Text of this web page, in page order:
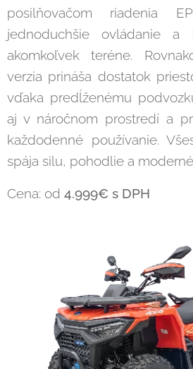
posilňovačom riadenia
jednoduchšie ovládanie
akomkoľvek teréne.
verzia prináša dostatok
vďaka predĺženému
aj v náročnom prostredí a
každodenné používanie.
spája silu, pohodlie a
Cena: od 4.999€ s DPH